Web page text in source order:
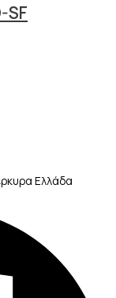
SF
Ελλάδα